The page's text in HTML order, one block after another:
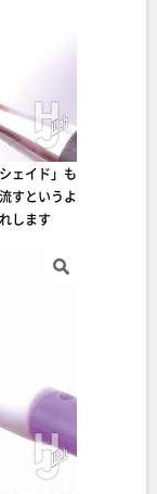
ェイド」も
すというよ
します